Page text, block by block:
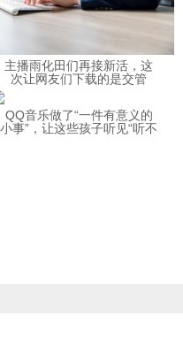
主播雨化田们再接新活，这
次让网友们下载的是交管
QQ音乐做了“一件有意义的
小事”，让这些孩子听见“听不